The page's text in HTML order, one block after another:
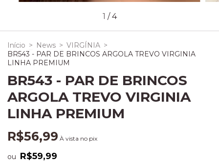
1 /4
Início > News > VIRGÍNIA >
BR543 - PAR DE BRINCOS ARGOLA TREVO VIRGINIA
LINHA PREMIUM
BR543 - PAR DE BRINCOS
ARGOLA TREVO VIRGINIA
LINHA PREMIUM
R$56,99 À vista no pix
ou R$59,99